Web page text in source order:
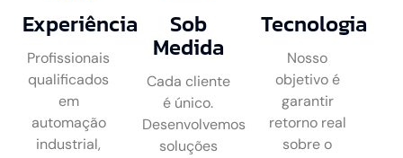
Experiência
Profissionais
qualificados
em
automação
industrial,
Sob
Medida
Cada cliente
é único.
Desenvolvemos
soluções
Tecnologia
Nosso
objetivo é
garantir
retorno real
sobre o